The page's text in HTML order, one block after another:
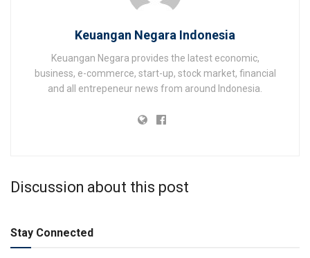
Keuangan Negara Indonesia
Keuangan Negara provides the latest economic,
business, e-commerce, start-up, stock market, financial
and all entrepeneur news from around Indonesia.
Discussion about this post
Stay Connected